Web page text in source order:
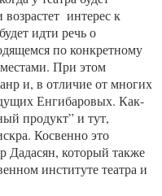
интерес к
идти речь о
по конкретному
При этом
и, в отличие от многих
Енгибаровых. Как-
продукт” и тут,
Косвенно это
Дадасян, который также
институте театра и